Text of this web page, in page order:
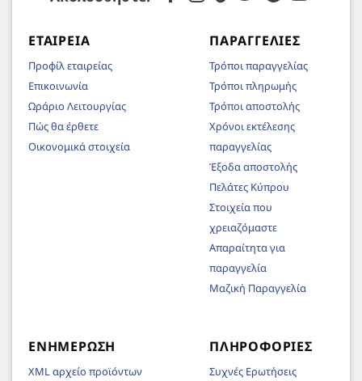
ΕΤΑΙΡΕΊΑ
Προφίλ εταιρείας
Επικοινωνία
Ωράριο Λειτουργίας
Πώς θα έρθετε
Οικονομικά στοιχεία
ΠΑΡΑΓΓΕΛΊΕΣ
Τρόποι παραγγελίας
Τρόποι πληρωμής
Τρόποι αποστολής
Χρόνοι εκτέλεσης
παραγγελίας
Έξοδα αποστολής
Πελάτες Κύπρου
Στοιχεία που
χρειαζόμαστε
Απαραίτητα για
παραγγελία
Μαζική Παραγγελία
ΕΝΗΜΈΡΩΣΗ
XML αρχείο προϊόντων
ΠΛΗΡΟΦΟΡΊΕΣ
Συχνές Ερωτήσεις